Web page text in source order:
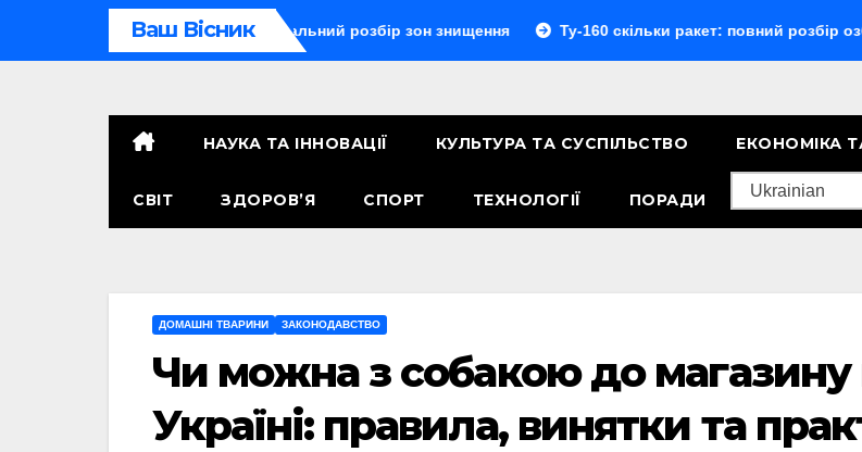
Ваш Вісник
радіус ураження: детальний розбір зон знищення Ту-160 скільки ракет: повний розбір озброєння
НАУКА ТА ІННОВАЦІЇ КУЛЬТУРА ТА СУСПІЛЬСТВО ЕКОНОМІКА
СВІТ ЗДОРОВ’Я СПОРТ ТЕХНОЛОГІЇ ПОРАДИ
ДОМАШНІ ТВАРИНИ ЗАКОНОДАВСТВО
Чи можна з собакою до магазину
Україні: правила, винятки та